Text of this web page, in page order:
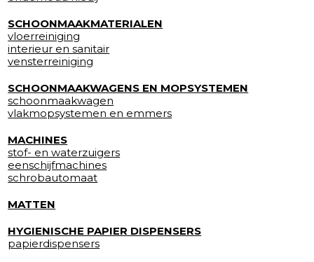
SCHOONMAAKMATERIALEN
vloerreiniging
interieur en sanitair
vensterreiniging
SCHOONMAAKWAGENS EN MOPSYSTEMEN
schoonmaakwagen
vlakmopsystemen en emmers
MACHINES
stof- en waterzuigers
eenschijfmachines
schrobautomaat
MATTEN
HYGIENISCHE PAPIER DISPENSERS
papierdispensers